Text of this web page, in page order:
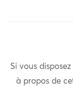
Si vous
à propos de